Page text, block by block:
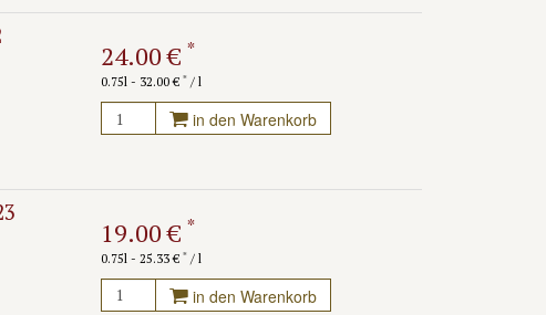
24.00 € *
0.75l - 32.00 € */ l
in den Warenkorb
19.00 € *
0.75l - 25.33 € */ l
in den Warenkorb